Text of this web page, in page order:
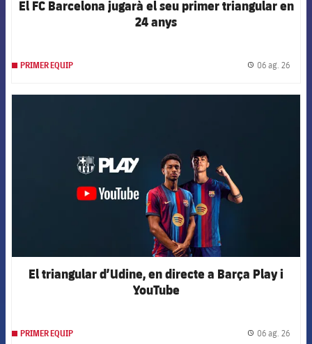
El FC Barcelona jugarà el seu primer triangular en
24 anys
PRIMER EQUIP 06 ag. 26
El triangular d’Udine, en directe a Barça Play i
YouTube
PRIMER EQUIP 06 ag. 26